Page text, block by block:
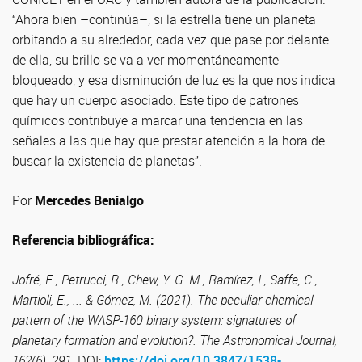
“Ahora bien –continúa–, si la estrella tiene un planeta
orbitando a su alrededor, cada vez que pase por delante
de ella, su brillo se va a ver momentáneamente
bloqueado, y esa disminución de luz es la que nos indica
que hay un cuerpo asociado. Este tipo de patrones
químicos contribuye a marcar una tendencia en las
señales a las que hay que prestar atención a la hora de
buscar la existencia de planetas”.
PorMercedes Benialgo
Referencia bibliográfica:
Jofré, E., Petrucci, R., Chew, Y. G. M., Ramírez, I., Saffe, C.,
Martioli, E., ... & Gómez, M. (2021). The peculiar chemical
pattern of the WASP-160 binary system: signatures of
planetary formation and evolution?. The Astronomical Journal,